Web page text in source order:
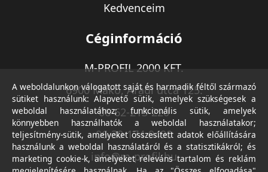
Kedvenceim
Céginformáció
M-PROFIL 2000 KFT.
6900 Makó, Aradi utca 125.
06-62-213-220
06-30-174-9490
info@m-profil.hu
A weboldalunkon válogatott saját és harmadik féltől származó
sütiket használunk: Alapvető sütik, amelyek szükségesek a
weboldal használatához; funkcionális sütik, amelyek
könnyebben használhatók a weboldal használatakor;
teljesítmény-sütik, amelyeket összesített adatok előállítására
használunk a weboldal használatáról és a statisztikákról; és
marketing cookie-k, amelyeket releváns tartalom és reklám